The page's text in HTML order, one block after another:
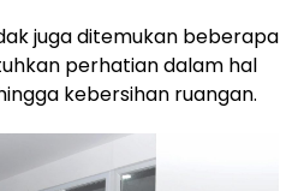
juga ditemukan beberapa
perhatian dalam hal
kebersihan ruangan.